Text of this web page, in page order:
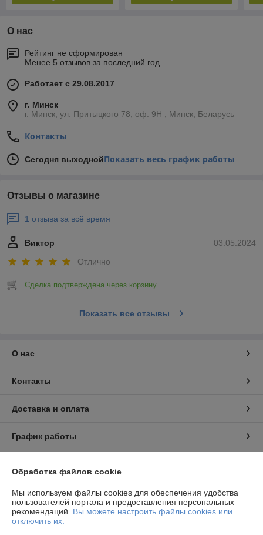
О нас
Рейтинг не сформирован
Менее 5 отзывов за последний год
Работает с 29.08.2017
г. Минск
г. Минск, ул. Притыцкого 78, оф. 9Н , Минск, Беларусь
Контакты
Сегодня выходнойПоказать весь график работы
Отзывы о магазине
1 отзыва за всё время
03.05.2024
Виктор
Отлично
Сделка подтверждена через корзину
Показать все отзывы
О нас
Контакты
Доставка и оплата
График работы
Политика обработки cookies
Сайт создан на платформе Deal.by
Обработка файлов cookie
Мы используем файлы cookies для обеспечения удобства
пользователей портала и предоставления персональных
рекомендаций. Вы можете настроить файлы cookies или
отключить их.